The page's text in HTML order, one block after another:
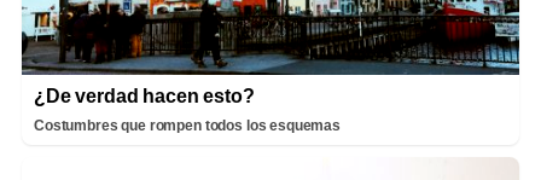
¿De verdad hacen esto?
Costumbres que rompen todos los esquemas